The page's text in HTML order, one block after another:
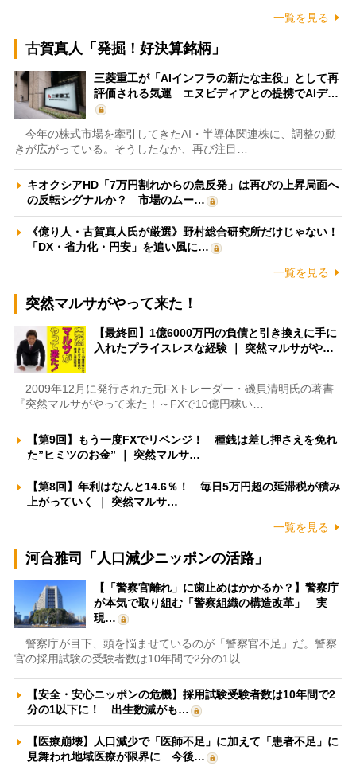
一覧を見る
古賀真人「発掘！好決算銘柄」
三菱重工が「AIインフラの新たな主役」として再
評価される気運 エヌビディアとの提携でAIデ…
今年の株式市場を牽引してきたAI・半導体関連株に、調整の動
きが広がっている。そうしたなか、再び注目…
キオクシアHD「7万円割れからの急反発」は再びの上昇局面へ
の反転シグナルか？ 市場のムー…
《億り人・古賀真人氏が厳選》野村総合研究所だけじゃない！
「DX・省力化・円安」を追い風に…
一覧を見る
突然マルサがやって来た！
【最終回】1億6000万円の負債と引き換えに手に
入れたプライスレスな経験 ｜ 突然マルサがや…
2009年12月に発行された元FXトレーダー・磯貝清明氏の著書
『突然マルサがやって来た！～FXで10億円稼い…
【第9回】もう一度FXでリベンジ！ 種銭は差し押さえを免れ
た”ヒミツのお金” ｜ 突然マルサ…
【第8回】年利はなんと14.6％！ 毎日5万円超の延滞税が積み
上がっていく ｜ 突然マルサ…
一覧を見る
河合雅司「人口減少ニッポンの活路」
【「警察官離れ」に歯止めはかかるか？】警察庁
が本気で取り組む「警察組織の構造改革」 実
現…
警察庁が目下、頭を悩ませているのが「警察官不足」だ。警察
官の採用試験の受験者数は10年間で2分の1以…
【安全・安心ニッポンの危機】採用試験受験者数は10年間で2
分の1以下に！ 出生数減がも…
【医療崩壊】人口減少で「医師不足」に加えて「患者不足」に
見舞われ地域医療が限界に 今後…